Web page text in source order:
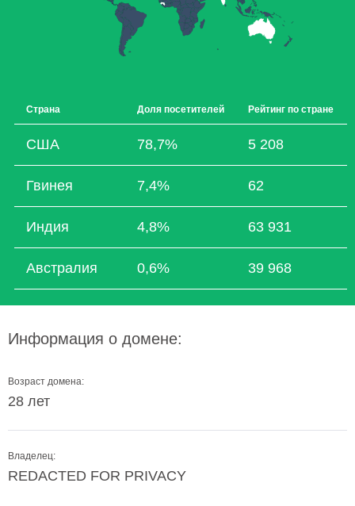
Страна Доля посетителей Рейтинг по стране
США 78,7% 5 208
Гвинея 7,4% 62
Индия 4,8% 63 931
Австралия 0,6% 39 968
Информация о домене:
Возраст домена:
28 лет
Владелец:
REDACTED FOR PRIVACY